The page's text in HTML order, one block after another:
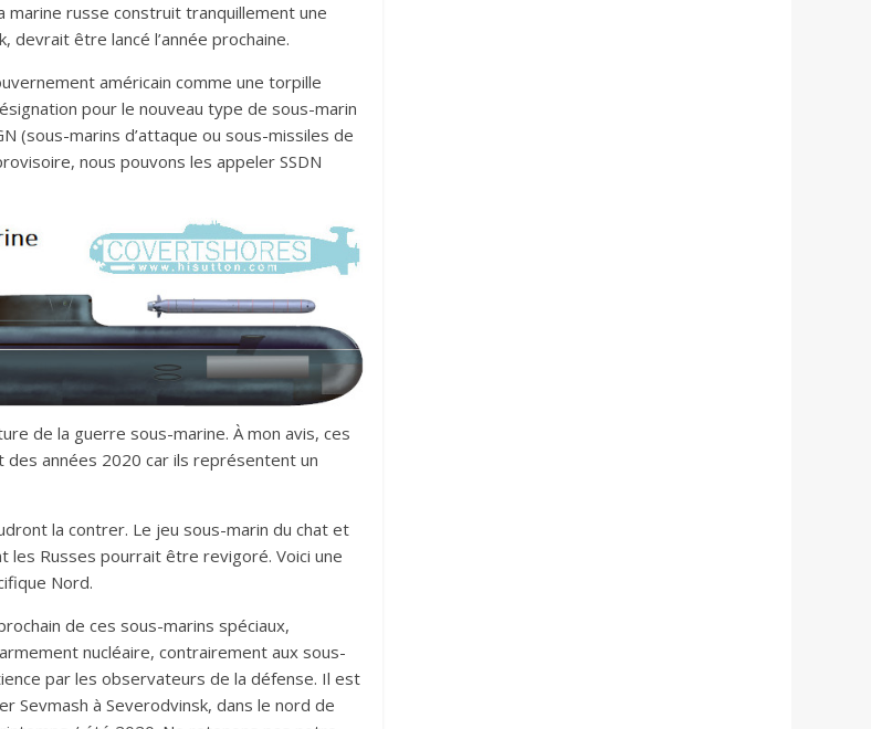
russe construit tranquillement une
être lancé l’année prochaine.
américain comme une torpille
pour le nouveau type de sous-marin
(sous-marins d’attaque ou sous-missiles de
nous pouvons les appeler SSDN
de la guerre sous-marine. À mon avis, ces
années 2020 car ils représentent un
la contrer. Le jeu sous-marin du chat et
les Russes pourrait être revigoré. Voici une
Nord.
de ces sous-marins spéciaux,
nucléaire, contrairement aux sous-
par les observateurs de la défense. Il est
Sevmash à Severodvinsk, dans le nord de